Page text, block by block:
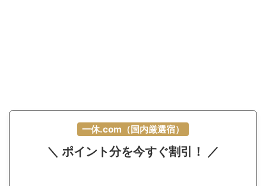
一休.com（国内厳選宿）
＼ ポイント分を今すぐ割引！ ／